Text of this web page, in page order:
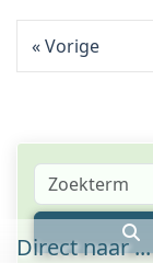
Vorige
Direct naar ...